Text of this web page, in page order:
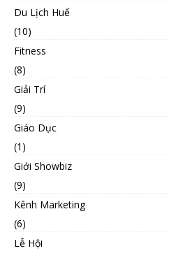
Du Lịch Huế
(10)
Fitness
(8)
Giải Trí
(9)
Giáo Dục
(1)
Giới Showbiz
(9)
Kênh Marketing
(6)
Lễ Hội